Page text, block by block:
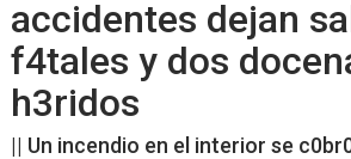
accidentes dejan
f4tales y dos
h3ridos
|| Un incendio en el interior se